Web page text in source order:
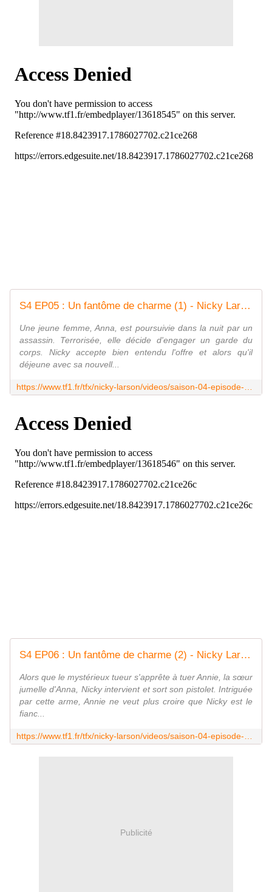
S4 EP05 : Un fantôme de charme (1) - Nicky Larson
Une jeune femme, Anna, est poursuivie dans la nuit par un
assassin. Terrorisée, elle décide d'engager un garde du
corps. Nicky accepte bien entendu l'offre et alors qu'il
déjeune avec sa nouvell...
S4 EP06 : Un fantôme de charme (2) - Nicky Larson
Alors que le mystérieux tueur s'apprête à tuer Annie, la sœur
jumelle d'Anna, Nicky intervient et sort son pistolet. Intriguée
par cette arme, Annie ne veut plus croire que Nicky est le
fianc...
Publicité